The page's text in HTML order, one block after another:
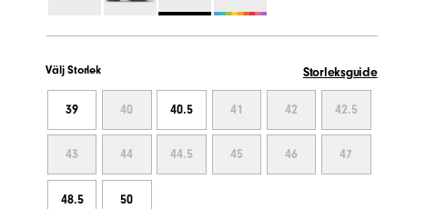
Välj Storlek Storleksguide
39 40 40.5 41 42 42.5
43 44 44.5 45 46 47
48.5 50